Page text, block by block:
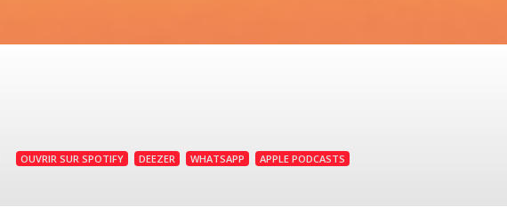
OUVRIR SUR SPOTIFY DEEZER WHATSAPP APPLE PODCASTS